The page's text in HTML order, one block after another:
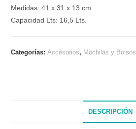
Medidas: 41 x 31 x 13 cm.
Capacidad Lts: 16,5 Lts.
Categorías:Accesorios, Mochilas y Bolsos
DESCRIPCIÓN